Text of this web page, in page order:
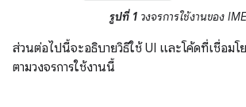
รูปที่ 1วงจรการใช้งานของ IME
ส่วนต่อไปนี้จะอธิบายวิธีใช้ UI และโค้ดที่เชื่อม
ตามวงจรการใช้งานนี้